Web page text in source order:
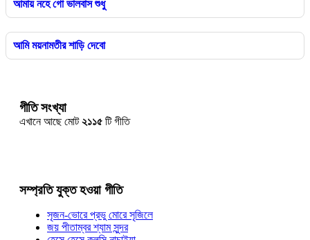
আমায় নহে গো ভালবাস শুধু
আমি ময়নামতীর শাড়ি দেবো
গীতি সংখ্যা
এখানে আছে মোট২১১৫ টি গীতি
সম্প্রতি যুক্ত হওয়া গীতি
সৃজন-ভোরে প্রভু মোরে সৃজিলে
জয় পীতাম্বর শ্যাম সুন্দর